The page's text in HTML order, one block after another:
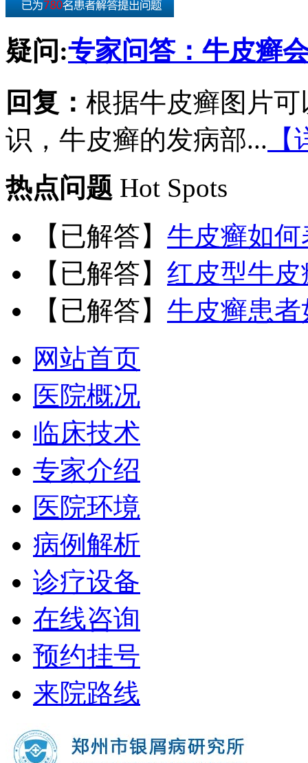
疑问:专家问答：牛皮癣
回复： 根据牛皮癣图片
识，牛皮癣的发病部...
热点问题 Hot Spots
【已解答】 牛皮癣如
【已解答】 红皮型牛
【已解答】 牛皮癣患
网站首页
医院概况
临床技术
专家介绍
医院环境
病例解析
诊疗设备
在线咨询
预约挂号
来院路线